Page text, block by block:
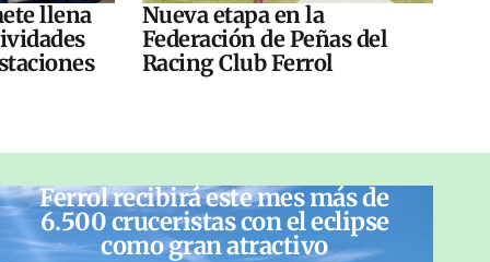
llena
Nueva etapa en la
Federación de Peñas del
Racing Club Ferrol
Ferrol recibirá este mes más de
6.500 cruceristas con el eclipse
como gran atractivo